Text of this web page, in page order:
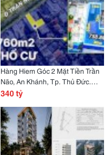
Hàng Hiem Góc 2 Mặt Tiền Trần
Não, An Khánh, Tp. Thủ Đức.
Mặt Tiền Hông Là Đường Số 23.
340 tỷ